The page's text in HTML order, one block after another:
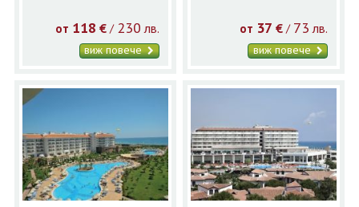
от 118 €/ 230 лв.
виж повече
от 37 € / 73 лв.
виж повече